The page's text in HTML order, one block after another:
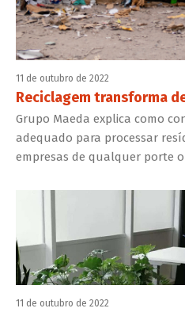
11 de outubro de 2022
Reciclagem transforma
Grupo Maeda explica como
adequado para processar
empresas de qualquer porte
11 de outubro de 2022